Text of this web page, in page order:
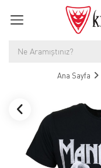
Ana Sayfa